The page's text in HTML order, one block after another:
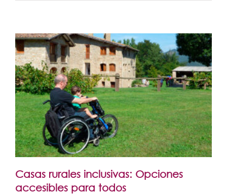
Casas rurales inclusivas: Opciones
accesibles para todos